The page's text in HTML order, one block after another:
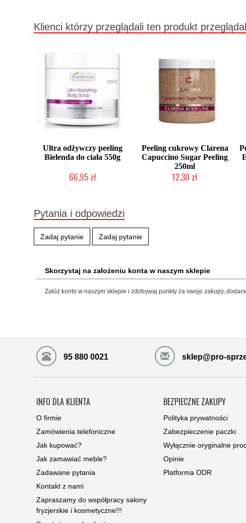
Klienci którzy przeglądali ten produkt
Ultra odżywczy peeling
Bielenda do ciała 550g
66,95 zł
Peeling cukrowy Clarena
Capuccino Sugar Peeling
250ml
12,30 zł
Pytania i odpowiedzi
Zadaj pytanie Zadaj pytanie
Skorzystaj na założeniu konta w naszym sklepie
Załóż konto w naszym sklepie i zdobywaj punkty za swoje zakupy,
95 880 0021 sklep@pro-
INFO DLA KLIENTA
O firmie
Zamówienia telefoniczne
Jak kupować?
Jak zamawiać meble?
Zadawane pytania
Kontakt z nami
Zapraszamy do współpracy salony
fryzjerskie i kosmetyczne!!!
BEZPIECZNE ZAKUPY
Polityka prywatności
Zabezpieczenie paczki
Wyłącznie oryginalne
Opinie
Platforma ODR